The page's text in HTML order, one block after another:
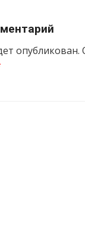
опубликован.